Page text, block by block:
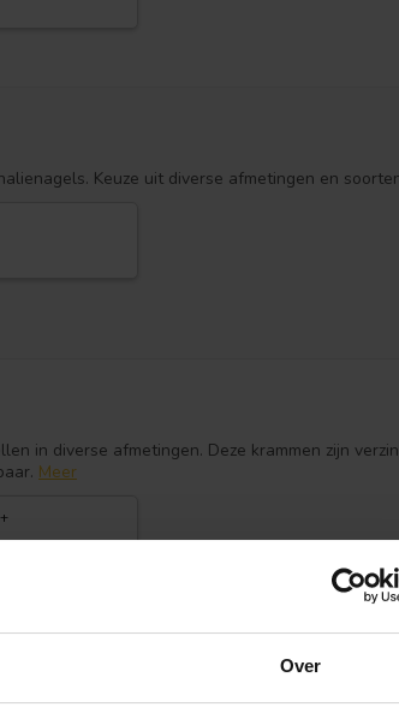
Over
Keuze uit diverse afmetingen en
in diverse afmetingen. Deze krammen zijn
Meer